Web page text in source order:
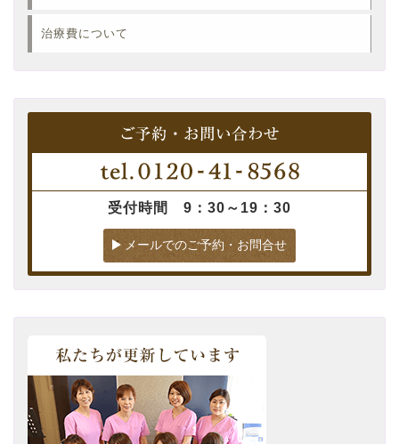
治療費について
受付時間 9：30～19：30
メールでのご予約・お問合せ